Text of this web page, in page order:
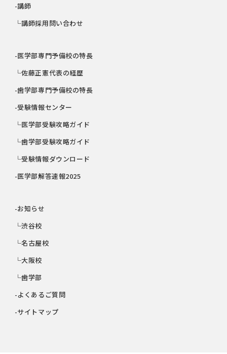
-講師
└講師採用問い合わせ
-医学部専門予備校の特長
└佐藤正憲代表の経歴
-歯学部専門予備校の特長
-受験情報センター
└医学部受験攻略ガイド
└歯学部受験攻略ガイド
└受験情報ダウンロード
-医学部解答速報2025
-お知らせ
└渋谷校
└名古屋校
└大阪校
└歯学部
-よくあるご質問
-サイトマップ